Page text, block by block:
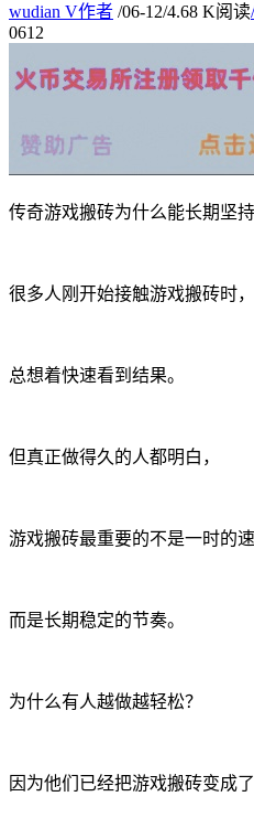
wudian V作者 /06-12/4.68 K阅读/
0612
传奇游戏搬砖为什么能长期坚
很多人刚开始接触游戏搬砖时，
总想着快速看到结果。
但真正做得久的人都明白，
游戏搬砖最重要的不是一时的速
而是长期稳定的节奏。
为什么有人越做越轻松？
因为他们已经把游戏搬砖变成了